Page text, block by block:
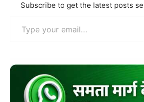
Subscribe to get the latest posts
Type your email…